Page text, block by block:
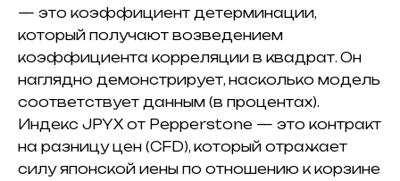
— это коэффициент детерминации,
который получают возведением
коэффициента корреляции в квадрат. Он
наглядно демонстрирует, насколько модель
соответствует данным (в процентах).
Индекс JPYX от Pepperstone — это контракт
на разницу цен (CFD), который отражает
силу японской иены по отношению к корзине